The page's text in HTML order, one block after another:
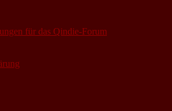
für das Qindie-Forum